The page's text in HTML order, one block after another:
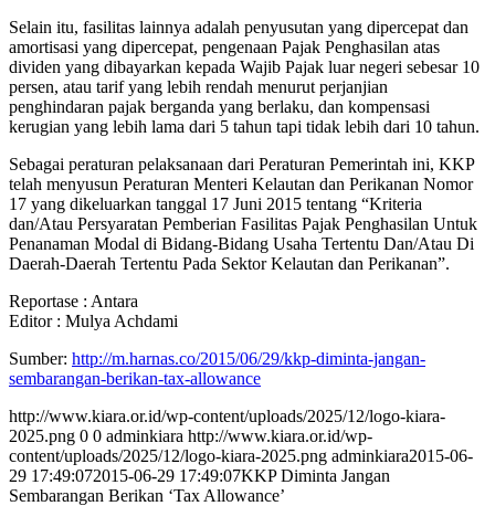
Selain itu, fasilitas lainnya adalah penyusutan yang dipercepat dan
amortisasi yang dipercepat, pengenaan Pajak Penghasilan atas
dividen yang dibayarkan kepada Wajib Pajak luar negeri sebesar 10
persen, atau tarif yang lebih rendah menurut perjanjian
penghindaran pajak berganda yang berlaku, dan kompensasi
kerugian yang lebih lama dari 5 tahun tapi tidak lebih dari 10 tahun.
Sebagai peraturan pelaksanaan dari Peraturan Pemerintah ini, KKP
telah menyusun Peraturan Menteri Kelautan dan Perikanan Nomor
17 yang dikeluarkan tanggal 17 Juni 2015 tentang “Kriteria
dan/Atau Persyaratan Pemberian Fasilitas Pajak Penghasilan Untuk
Penanaman Modal di Bidang-Bidang Usaha Tertentu Dan/Atau Di
Daerah-Daerah Tertentu Pada Sektor Kelautan dan Perikanan”.
Reportase : Antara
Editor : Mulya Achdami
Sumber: http://m.harnas.co/2015/06/29/kkp-diminta-jangan-
sembarangan-berikan-tax-allowance
http://www.kiara.or.id/wp-content/uploads/2025/12/logo-kiara-
2025.png 0 0 adminkiara http://www.kiara.or.id/wp-
content/uploads/2025/12/logo-kiara-2025.png adminkiara2015-06-
29 17:49:072015-06-29 17:49:07KKP Diminta Jangan
Sembarangan Berikan ‘Tax Allowance’